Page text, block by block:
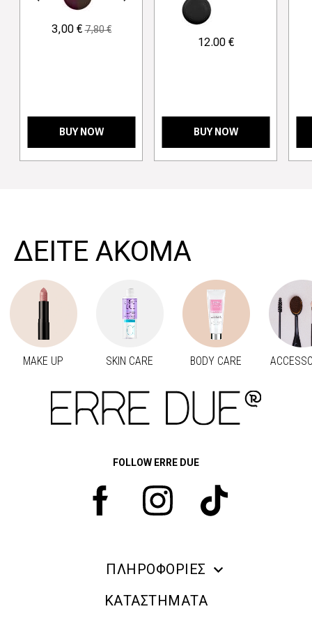
3,00 €7,80 €
BUY NOW
12.00 €
BUY NOW
ΔΕΙΤΕ ΑΚΟΜΑ
MAKE UP SKIN CARE BODY CARE
FOLLOW ERRE DUE
ΠΛΗΡΟΦΟΡΙΕΣ
ERRE DUE MAKE UP
ΚΑΤΑΣΤΗΜΑΤΑ